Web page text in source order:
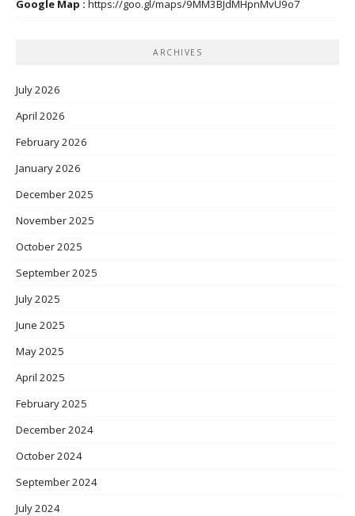
Google Map : https://goo.gl/maps/9MM3BJdMHpnMvU9o7
ARCHIVES
July 2026
April 2026
February 2026
January 2026
December 2025
November 2025
October 2025
September 2025
July 2025
June 2025
May 2025
April 2025
February 2025
December 2024
October 2024
September 2024
July 2024